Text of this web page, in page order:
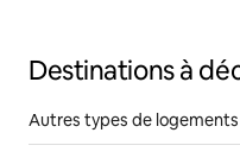
Destinations à
Autres types de logements